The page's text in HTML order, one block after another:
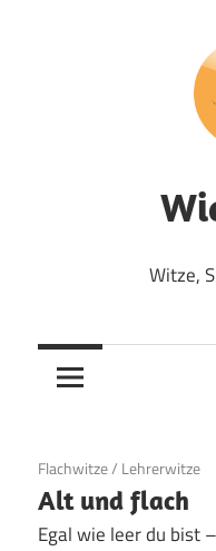
Witze,
19. Juni 2020
Flachwitze/ Lehrerwitze
Alt und flach
Egal wie leer du bist